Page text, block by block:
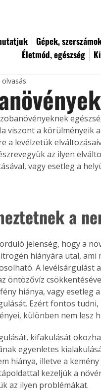
Gépek,
Életmód, egészség
olvasás
viszont a körülményeik
a levélzetük
az ilyen
vagy esetleg a
a
jelenség, hogy a
hiányára utal,
A levélsárgulást
öntözővíz
hiánya, vagy esetleg
Ezért fontos
különben nem lesz
kifakulását
egyenletes
hiánya, illetve a
kezeljük a
az ilyen problémákat.